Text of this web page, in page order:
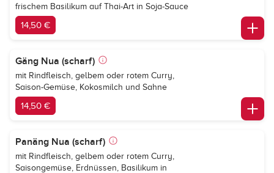
frischem Basilikum auf Thai-Art in Soja-Sauce
14,50 €
Gäng Nua (scharf)
mit Rindfleisch, gelbem oder rotem Curry,
Saison-Gemüse, Kokosmilch und Sahne
14,50 €
Panäng Nua (scharf)
mit Rindfleisch, gelbem oder rotem Curry,
Saisongemüse, Erdnüssen, Basilikum in